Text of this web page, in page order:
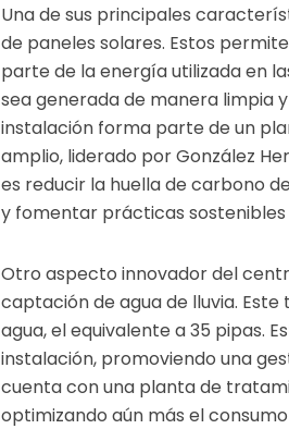
Una de sus principales
de paneles solares. Estos
parte de la energía utilizada en
sea generada de manera limpia
instalación forma parte de un
amplio, liderado por González
es reducir la huella de carbono
y fomentar prácticas sostenibles
Otro aspecto innovador del
captación de agua de lluvia.
agua, el equivalente a 35 pipas.
instalación, promoviendo una
cuenta con una planta de
optimizando aún más el